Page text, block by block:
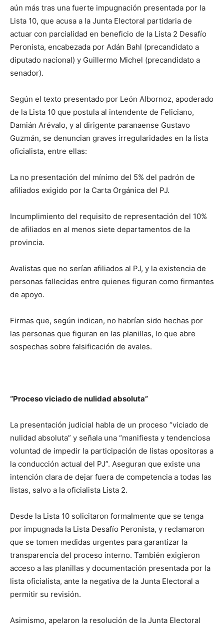
aún más tras una fuerte impugnación presentada por la
Lista 10, que acusa a la Junta Electoral partidaria de
actuar con parcialidad en beneficio de la Lista 2 Desafío
Peronista, encabezada por Adán Bahl (precandidato a
diputado nacional) y Guillermo Michel (precandidato a
senador).
Según el texto presentado por León Albornoz, apoderado
de la Lista 10 que postula al intendente de Feliciano,
Damián Arévalo, y al dirigente paranaense Gustavo
Guzmán, se denuncian graves irregularidades en la lista
oficialista, entre ellas:
La no presentación del mínimo del 5% del padrón de
afiliados exigido por la Carta Orgánica del PJ.
Incumplimiento del requisito de representación del 10%
de afiliados en al menos siete departamentos de la
provincia.
Avalistas que no serían afiliados al PJ, y la existencia de
personas fallecidas entre quienes figuran como firmantes
de apoyo.
Firmas que, según indican, no habrían sido hechas por
las personas que figuran en las planillas, lo que abre
sospechas sobre falsificación de avales.
“Proceso viciado de nulidad absoluta”
La presentación judicial habla de un proceso “viciado de
nulidad absoluta” y señala una “manifiesta y tendenciosa
voluntad de impedir la participación de listas opositoras a
la conducción actual del PJ”. Aseguran que existe una
intención clara de dejar fuera de competencia a todas las
listas, salvo a la oficialista Lista 2.
Desde la Lista 10 solicitaron formalmente que se tenga
por impugnada la Lista Desafío Peronista, y reclamaron
que se tomen medidas urgentes para garantizar la
transparencia del proceso interno. También exigieron
acceso a las planillas y documentación presentada por la
lista oficialista, ante la negativa de la Junta Electoral a
permitir su revisión.
Asimismo, apelaron la resolución de la Junta Electoral